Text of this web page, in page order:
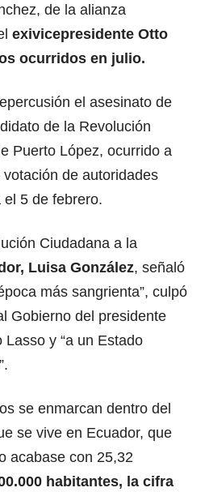
de la alianza
exivicepresidente Otto
ocurridos en julio.
el asesinato de
de la Revolución
Puerto López, ocurrido a
de autoridades
5 de febrero.
Ciudadana a la
Luisa González, señaló
más sangrienta”, culpó
Gobierno del presidente
y “a un Estado
se enmarcan dentro del
se vive en Ecuador, que
acabase con 25,32
habitantes, la cifra